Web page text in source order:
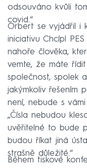
odsouváno kvůli
covid.“
Orbert se vyjádřil i
iniciativu Chcípl
nahoře člověka,
vemte, že máte řídit
společnost, spolek
jakýmkoliv řešením
není, nebude s
„Čísla nebudou
uvěřitelné to bude
budou říkat jiná
strašně důležité.“
Během tiskové